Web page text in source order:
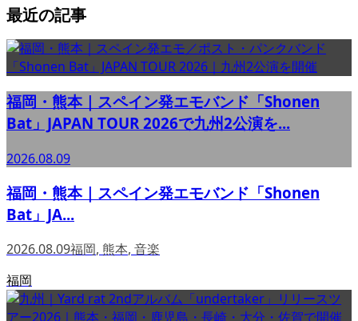
最近の記事
福岡・熊本｜スペイン発エモバンド「Shonen
Bat」JAPAN TOUR 2026で九州2公演を...
2026.08.09
福岡・熊本｜スペイン発エモバンド「Shonen
Bat」JA...
2026.08.09福岡, 熊本, 音楽
福岡